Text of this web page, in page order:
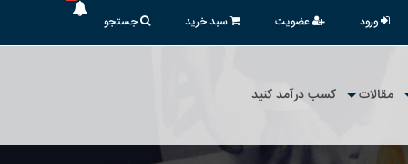
ورود عضویت سبد خرید جستجو
مقالات کسب درآمد کنید